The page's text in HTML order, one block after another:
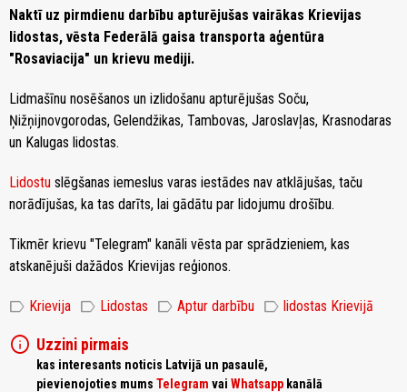
Naktī uz pirmdienu darbību apturējušas vairākas Krievijas
lidostas, vēsta Federālā gaisa transporta aģentūra
"Rosaviacija" un krievu mediji.
Lidmašīnu nosēšanos un izlidošanu apturējušas Soču,
Ņižņijnovgorodas, Gelendžikas, Tambovas, Jaroslavļas, Krasnodaras
un Kalugas lidostas.
Lidostu slēgšanas iemeslus varas iestādes nav atklājušas, taču
norādījušas, ka tas darīts, lai gādātu par lidojumu drošību.
Tikmēr krievu "Telegram" kanāli vēsta par sprādzieniem, kas
atskanējuši dažādos Krievijas reģionos.
label Krievija label Lidostas label Aptur darbību label lidostas Krievijā
info Uzzini pirmais
kas interesants noticis Latvijā un pasaulē,
pievienojoties mums Telegram vai Whatsapp kanālā